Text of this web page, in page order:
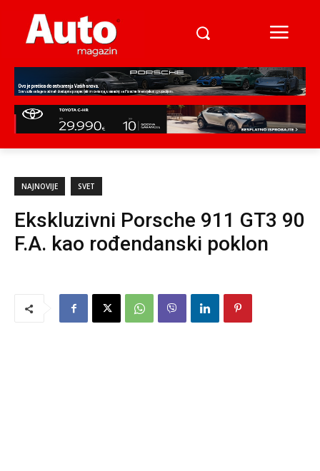
NAJNOVIJE SVET
Ekskluzivni Porsche 911 GT3 90
F.A. kao rođendanski poklon